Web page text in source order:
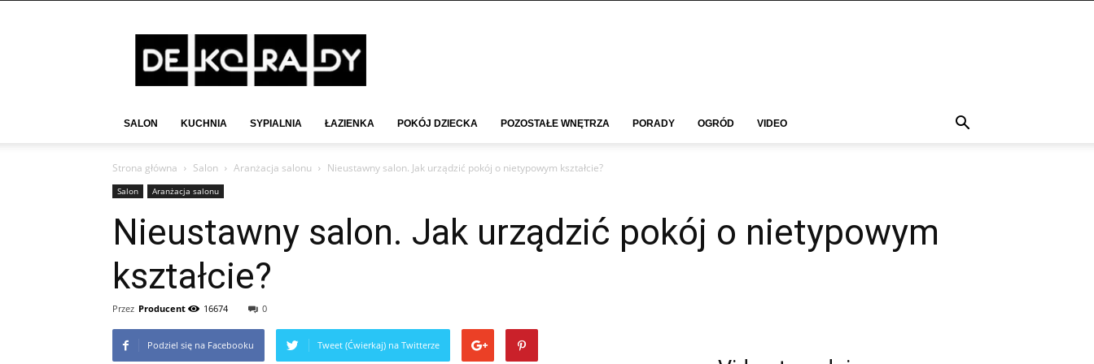
Deko-
Rady.pl
SALON KUCHNIA SYPIALNIA ŁAZIENKA POKÓJ DZIECKA POZOSTAŁE WNĘTRZA PORADY OGRÓD VIDEO
Strona główna Salon Aranżacja salonu Nieustawny salon. Jak urządzić pokój o nietypowym kształcie?
Salon Aranżacja salonu
Nieustawny salon. Jak urządzić pokój o nietypowym
kształcie?
Przez Producent 16674 0
Podziel się na Facebooku Tweet (Ćwierkaj) na Twitterze